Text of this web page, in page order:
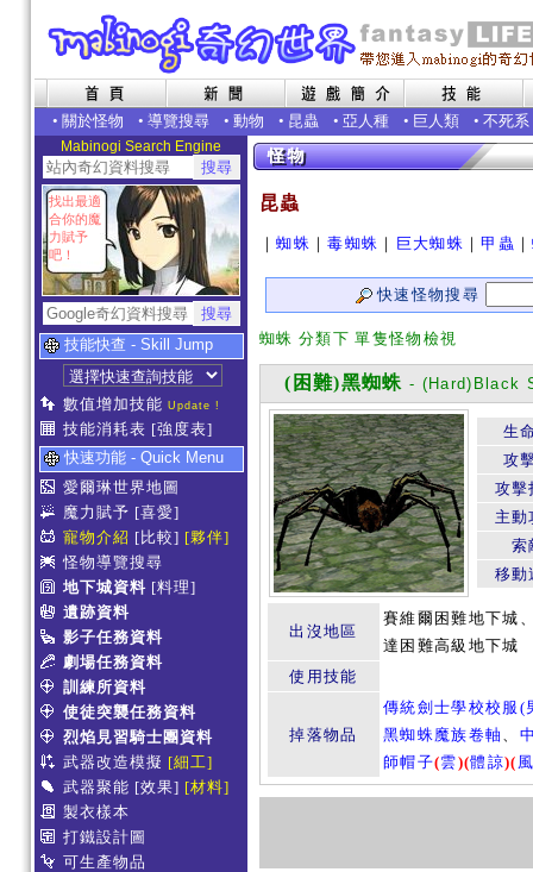
• 關於怪物 • 導覽搜尋 • 動物 • 昆蟲 • 亞人種 • 巨人類 • 不死系
Mabinogi Search Engine
找出最適
合你的魔
力賦予
吧！
技能快查 - Skill Jump
數值增加技能 Update !
技能消耗表 [強度表]
快速功能 - Quick Menu
愛爾琳世界地圖
魔力賦予 [喜愛]
寵物介紹 [比較] [夥伴]
怪物導覽搜尋
地下城資料 [料理]
遺跡資料
影子任務資料
劇場任務資料
訓練所資料
使徒突襲任務資料
烈焰見習騎士團資料
武器改造模擬 [細工]
武器聚能 [效果] [材料]
製衣樣本
打鐵設計圖
可生產物品
昆蟲
｜蜘蛛 ｜毒蜘蛛 ｜ 巨大蜘蛛 ｜甲蟲 ｜
快速怪物搜尋
蜘蛛 分類下 單隻怪物檢視
(困難)黑蜘蛛 - (Hard)Black
生
攻
攻擊
主動
索
移動
出沒地區
賽維爾困難地下城
達困難高級地下城
使用技能
掉落物品
傳統劍士學校校服(
黑蜘蛛魔族卷軸 、
師帽子(雲)(體諒)(